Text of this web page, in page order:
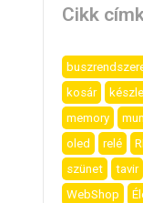
Cikk
kosár
memory
oled
relé
szünet
tavir
WebShop